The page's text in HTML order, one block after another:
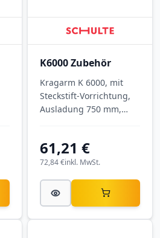
K6000 Zubehör
Kragarm K 6000, mit
Steckstift-Vorrichtung,
Ausladung 750 mm,
61,21 €
inkl. MwSt.
72,84 €